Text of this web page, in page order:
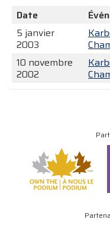
Date
5 janvier
2003
10 novembre
2002